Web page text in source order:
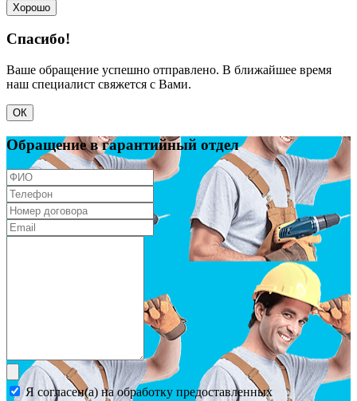
Хорошо
Спасибо!
Ваше обращение успешно отправлено. В ближайшее время
наш специалист свяжется с Вами.
ОК
Обращение в гарантийный отдел
Я согласен(а) на обработку предоставленных